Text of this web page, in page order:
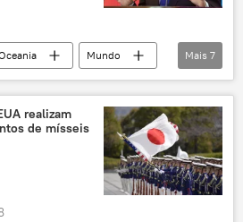
Mundo
China
EUA
Mais 7
realizam
de mísseis